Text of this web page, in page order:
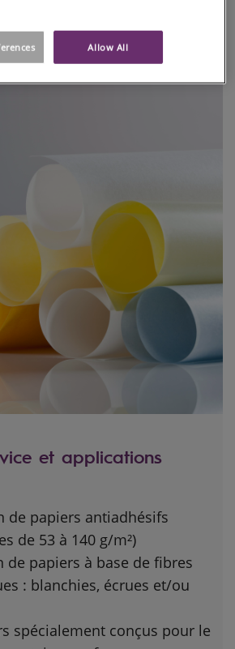
et applications
de papiers antiadhésifs
de 53 à 140 g/m²)
de papiers à base de fibres
: blanchies, écrues et/ou
spécialement conçus pour le
Allow All